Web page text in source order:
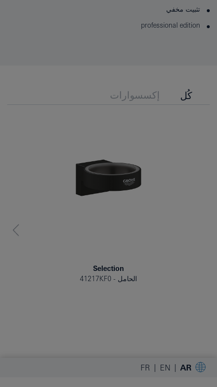
تثبيت مخفي
professional edition
كُل إكسسوارات
Selection
الحامل
41217KF0
AR
EN
FR